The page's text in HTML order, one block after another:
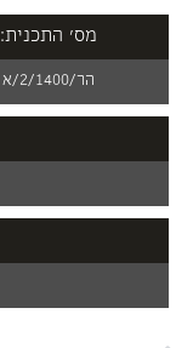
מס' התכנית:
הר/2/1400/א